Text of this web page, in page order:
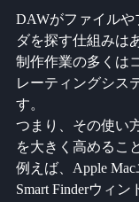
DAWがファイル
ダを探す仕組みは
制作作業の多くは
レーティングシス
す。
つまり、その使い
を大きく高めるこ
例えば、Apple
Smart Finderウィ